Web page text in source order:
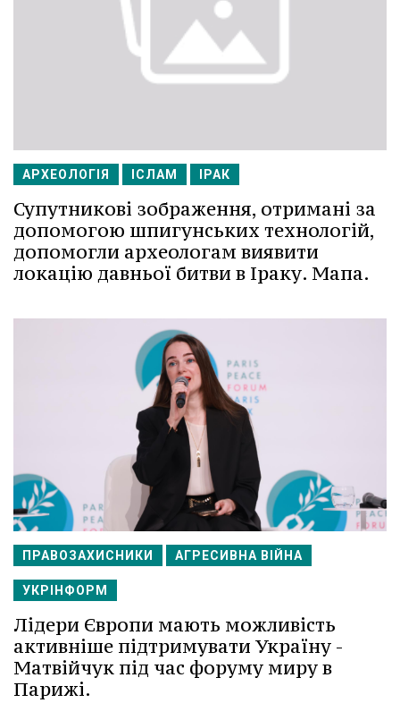
АРХЕОЛОГІЯ ІСЛАМ ІРАК
Супутникові зображення, отримані за
допомогою шпигунських технологій,
допомогли археологам виявити
локацію давньої битви в Іраку. Мапа.
ПРАВОЗАХИСНИКИ АГРЕСИВНА ВІЙНА
УКРІНФОРМ
Лідери Європи мають можливість
активніше підтримувати Україну -
Матвійчук під час форуму миру в
Парижі.